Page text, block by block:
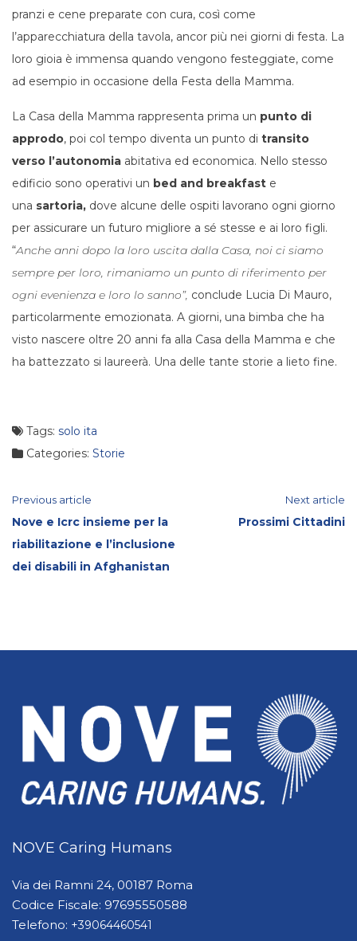
pranzi e cene preparate con cura, così come
l’apparecchiatura della tavola, ancor più nei giorni di festa. La
loro gioia è immensa quando vengono festeggiate, come
ad esempio in occasione della Festa della Mamma.
La Casa della Mamma rappresenta prima un punto di
approdo, poi col tempo diventa un punto di transito
verso l’autonomia abitativa ed economica. Nello stesso
edificio sono operativi un bed and breakfast e
una sartoria, dove alcune delle ospiti lavorano ogni giorno
per assicurare un futuro migliore a sé stesse e ai loro figli.
“Anche anni dopo la loro uscita dalla Casa, noi ci siamo
sempre per loro, rimaniamo un punto di riferimento per
ogni evenienza e loro lo sanno”, conclude Lucia Di Mauro,
particolarmente emozionata. A giorni, una bimba che ha
visto nascere oltre 20 anni fa alla Casa della Mamma e che
ha battezzato si laureerà. Una delle tante storie a lieto fine.
Tags: solo ita
Categories: Storie
Continue
Reading
Previous article
Nove e Icrc insieme per la
riabilitazione e l’inclusione
dei disabili in Afghanistan
Next article
Prossimi Cittadini
NOVE Caring Humans
Via dei Ramni 24, 00187 Roma
Codice Fiscale: 97695550588
Telefono: +39064460541